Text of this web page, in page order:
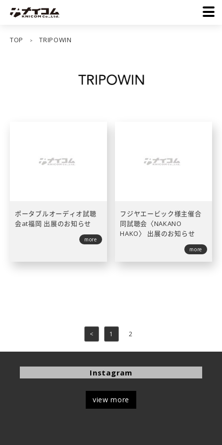
TOP > TRIPOWIN
ポータブルオーディオ試聴
会at福岡 出展のお知らせ
more
フジヤエービック様主催合
同試聴会〈NAKANO
HAKO〉 出展のお知らせ
more
< 1 2
Instagram
view more